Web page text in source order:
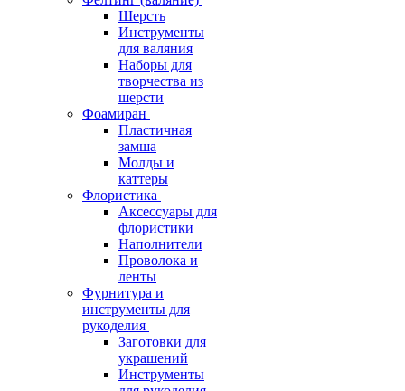
Шерсть
Инструменты
для валяния
Наборы для
творчества из
шерсти
Фоамиран
Пластичная
замша
Молды и
каттеры
Флористика
Аксессуары для
флористики
Наполнители
Проволока и
ленты
Фурнитура и
инструменты для
рукоделия
Заготовки для
украшений
Инструменты